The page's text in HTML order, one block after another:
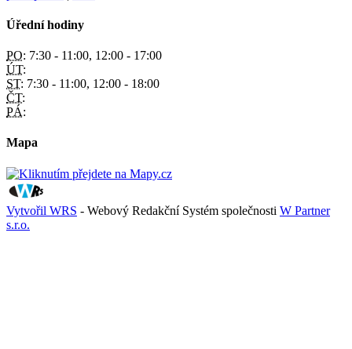
Úřední hodiny
PO: 7:30 - 11:00, 12:00 - 17:00
ÚT:
ST: 7:30 - 11:00, 12:00 - 18:00
ČT:
PÁ:
Mapa
Vytvořil WRS - Webový Redakční Systém společnosti W Partner
s.r.o.